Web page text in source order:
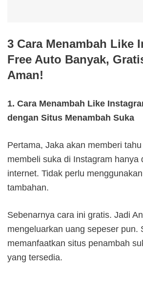
3 Cara Menambah Like
Free Auto Banyak,
Aman!
1. Cara Menambah Like
dengan Situs Menambah Suka
Pertama, Jaka akan memberi
membeli suka di Instagram hanya
internet. Tidak perlu
tambahan.
Sebenarnya cara ini gratis. Jadi
mengeluarkan uang sepeser pun.
memanfaatkan situs penambah
yang tersedia.